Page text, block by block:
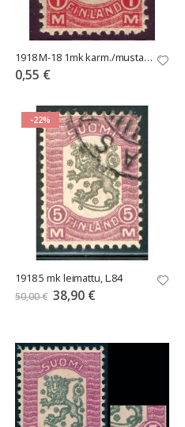
1918 M-18 1mk karm./musta **, L.83
0,55 €
-22%
1918 5 mk leimattu, L.84
50,00 € Tarjoushinta
38,90 €